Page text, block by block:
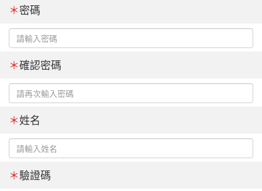
＊密碼
＊確認密碼
＊姓名
＊驗證碼